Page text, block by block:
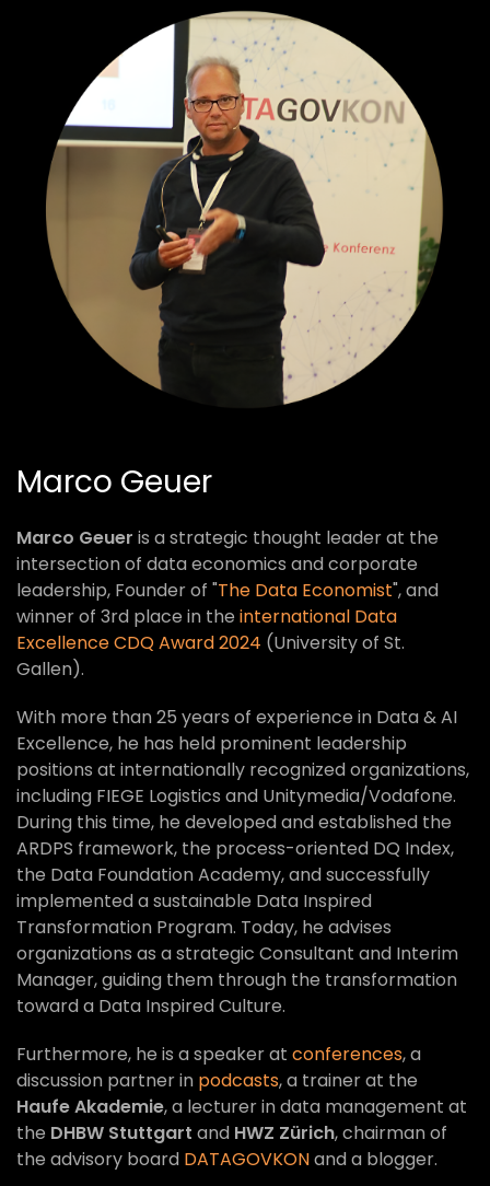
Marco Geuer
Marco Geuer is a strategic thought leader at the
intersection of data economics and corporate
leadership, Founder of "The Data Economist", and
winner of 3rd place in the international Data
Excellence CDQ Award 2024 (University of St.
Gallen).
With more than 25 years of experience in Data & AI
Excellence, he has held prominent leadership
positions at internationally recognized organizations,
including FIEGE Logistics and Unitymedia/Vodafone.
During this time, he developed and established the
ARDPS framework, the process-oriented DQ Index,
the Data Foundation Academy, and successfully
implemented a sustainable Data Inspired
Transformation Program. Today, he advises
organizations as a strategic Consultant and Interim
Manager, guiding them through the transformation
toward a Data Inspired Culture.
Furthermore, he is a speaker at conferences, a
discussion partner in podcasts, a trainer at the
Haufe Akademie, a lecturer in data management at
the DHBW Stuttgart and HWZ Zürich, chairman of
the advisory board DATAGOVKONand a blogger.